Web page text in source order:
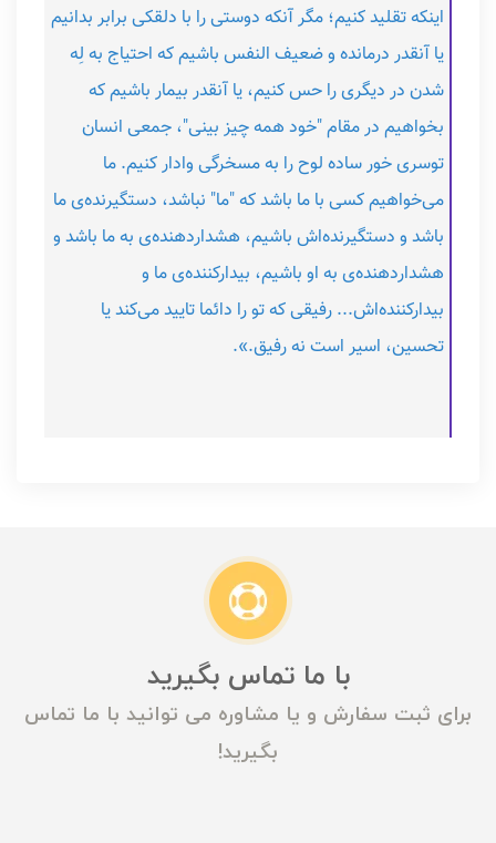
اینکه تقلید کنیم؛ مگر آنکه دوستی را با دلقکی برابر بدانیم
یا آنقدر درمانده و ضعیف النفس باشیم که احتیاج به لِه
شدن در دیگری را حس کنیم، یا آنقدر بیمار باشیم که
بخواهیم در مقام "خود همه چیز بینی"، جمعی انسان
توسری خور ساده لوح را به مسخرگی وادار کنیم. ما
می‌خواهیم کسی با ما باشد که "ما" نباشد، دستگیرنده‌ی ما
باشد و دستگیرنده‌اش باشیم، هشداردهنده‌ی به ما باشد و
هشداردهنده‌ی به او باشیم، بیدارکننده‌ی ما و
بیدارکننده‌اش... رفیقی که تو را دائما تایید می‌کند یا
تحسین، اسیر است نه رفیق.».
با ما تماس بگیرید
برای ثبت سفارش و یا مشاوره می توانید با ما تماس
بگیرید!